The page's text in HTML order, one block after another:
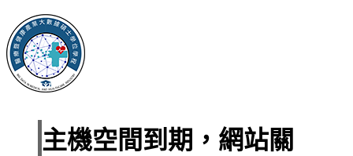
主機空間到期，網站關